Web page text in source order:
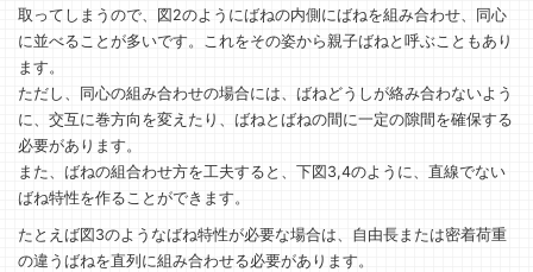
取ってしまうので、図2のようにばねの内側にばねを組み合わせ、同心
に並べることが多いです。これをその姿から親子ばねと呼ぶこともあり
ます。
ただし、同心の組み合わせの場合には、ばねどうしが絡み合わないよう
に、交互に巻方向を変えたり、ばねとばねの間に一定の隙間を確保する
必要があります。
また、ばねの組合わせ方を工夫すると、下図3,4のように、直線でない
ばね特性を作ることができます。
たとえば図3のようなばね特性が必要な場合は、自由長または密着荷重
の違うばねを直列に組み合わせる必要があります。